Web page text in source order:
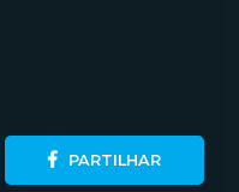
PARTILHAR